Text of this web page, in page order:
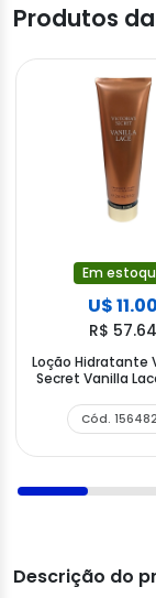
Produtos
Em
U$ 11.00
R$ 57.64
Loção Hidratante
Secret Vanilla
Cód.
Descrição do